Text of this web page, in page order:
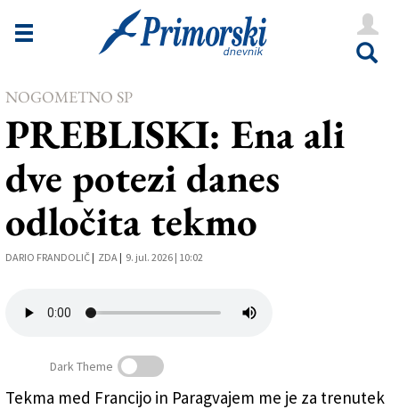
Novice
Goriška
Kultura
Šport
Vreme
Uredništvo
Oglasi
NOGOMETNO SP
PREBLISKI: Ena ali
dve potezi danes
odločita tekmo
DARIO FRANDOLIČ | ZDA | 9. jul. 2026 | 10:02
Dark Theme
Tekma med Francijo in Paragvajem me je za trenutek